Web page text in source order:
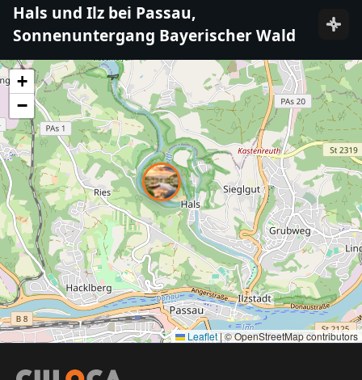
Hals und Ilz bei Passau,
Sonnenuntergang Bayerischer Wald
+
−
Leaflet|© OpenStreetMap contributors